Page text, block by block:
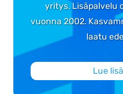
yritys. Lisäpalvelu
vuonna 2002.
laatu
Lue